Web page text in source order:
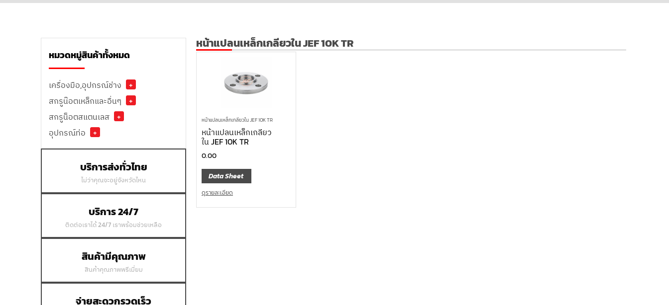
หมวดหมู่สินค้าทั้งหมด
เครื่องมือ,อุปกรณ์ช่าง
+
สกรูน๊อตเหล็กและอื่นๆ
+
สกรูน็อตสแตนเลส
+
อุปกรณ์ท่อ
+
บริการส่งทั่วไทย
ไม่ว่าคุณจะอยู่จังหวัดไหน
บริการ 24/7
ติดต่อเราได้ 24/7 เราพร้อมช่วยเหลือ
สินค้ามีคุณภาพ
สินค้าคุณภาพพรีเมี่ยม
จ่ายสะดวกรวดเร็ว
หน้าแปลนเหล็กเกลียวใน JEF 10K TR
หน้าแปลนเหล็กเกลียวใน JEF 10K TR
หน้าแปลนเหล็กเกลียว
ใน JEF 10K TR
0.00
Data Sheet
ดูรายละเอียด